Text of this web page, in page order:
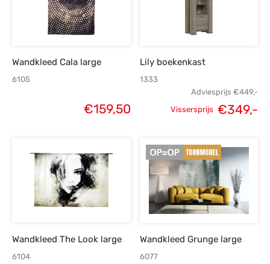
Wandkleed Cala large
6105
€159,50
Lily boekenkast
1333
Adviesprijs €449,-
prijs was:
€449,-.
Vissersprijs €349,-
Wandkleed The Look large
6104
Wandkleed Grunge large
6077